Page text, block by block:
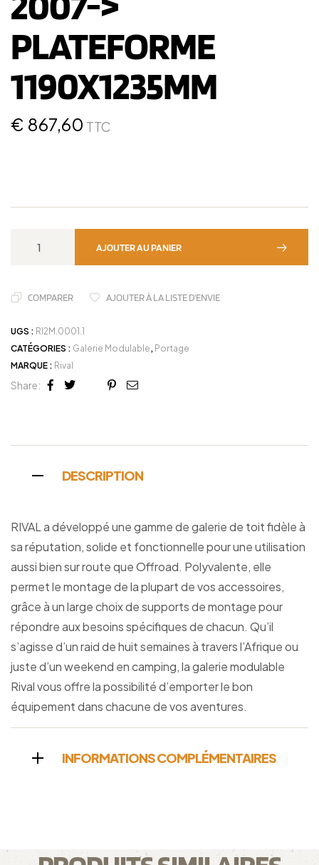
PLATEFORME
1190X1235MM
€ 867,60 TTC
AJOUTER AU PANIER
COMPARER AJOUTER À LA LISTE D'ENVIE
UGS : RI2M.0001.1
CATÉGORIES : Galerie Modulable, Portage
MARQUE : Rival
Share:
Facebook
TwitterLinkedin
Google+
Pinterest
Email
DESCRIPTION
RIVAL a développé une gamme de galerie de toit fidèle à
sa réputation, solide et fonctionnelle pour une utilisation
aussi bien sur route que Offroad. Polyvalente, elle
permet le montage de la plupart de vos accessoires,
grâce à un large choix de supports de montage pour
répondre aux besoins spécifiques de chacun. Qu’il
s’agisse d’un raid de huit semaines à travers l’Afrique ou
juste d’un weekend en camping, la galerie modulable
Rival vous offre la possibilité d’emporter le bon
équipement dans chacune de vos aventures.
INFORMATIONS COMPLÉMENTAIRES